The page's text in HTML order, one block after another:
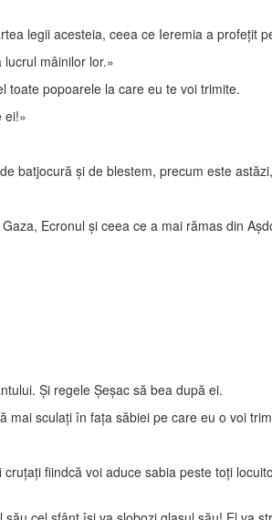
legii acesteia, ceea ce Ieremia a profeţit
mâinilor lor.»
toate popoarele la care eu te voi trimite.
ei!»
batjocură şi de blestem, precum este astăzi,
Ecronul şi ceea ce a mai rămas din
Şi regele Şeşac să bea după ei.
mai sculaţi în faţa săbiei pe care eu o voi
fiindcă voi aduce sabia peste toţi